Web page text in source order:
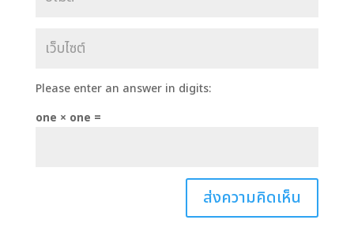
Please enter an answer in digits:
one × one =